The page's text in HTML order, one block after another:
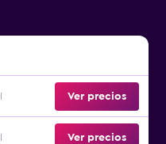
Ver precios
Ver precios